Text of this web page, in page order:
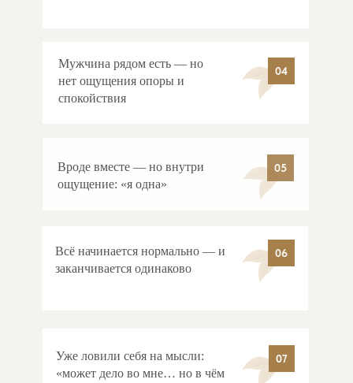
06
04
Мужчина рядом есть — но
нет ощущения опоры и
спокойствия
05
Вроде вместе — но внутри
ощущение: «я одна»
Всё начинается нормально — и
заканчивается одинаково
Уже ловили себя на мысли:
«может дело во мне… но в чём
07
06